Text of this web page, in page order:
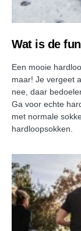
Wat is de
Een mooie
maar! Je vergeet
nee, daar
Ga voor echte
met normale
hardloopsokken.